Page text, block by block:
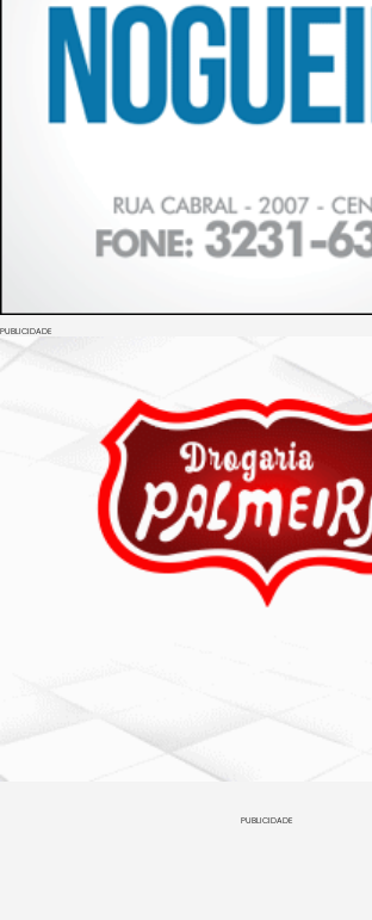
PUBLICIDADE
PUBLICIDADE